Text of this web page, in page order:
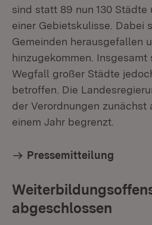
sind statt 89 nun 130 Städte
einer Gebietskulisse. Dabei
Gemeinden herausgefallen
hinzugekommen. Insgesamt
Wegfall großer Städte
betroffen. Die
der Verordnungen zunächst
einem Jahr begrenzt.
Pressemitteilung
abgeschlossen